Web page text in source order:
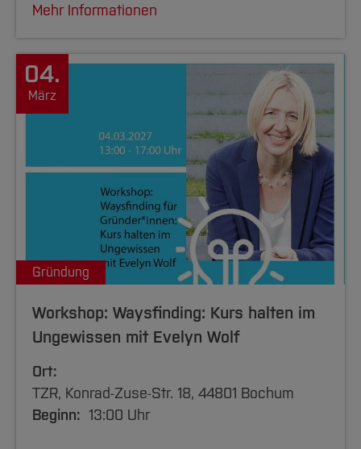
Mehr Informationen
Gründung
04.
März
Workshop: Waysfinding: Kurs halten im
Ungewissen mit Evelyn Wolf
Ort:
TZR, Konrad-Zuse-Str. 18, 44801 Bochum
Beginn: 13:00 Uhr